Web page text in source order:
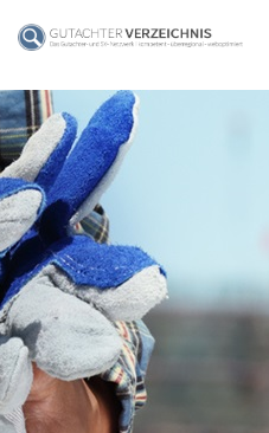
☗ Start
Gutachter in Berlin
Gutachter in Frankfurt
Gutachter in Hamburg
Gutachter in Köln
Gutachter in München
Gutachter in Stuttgart